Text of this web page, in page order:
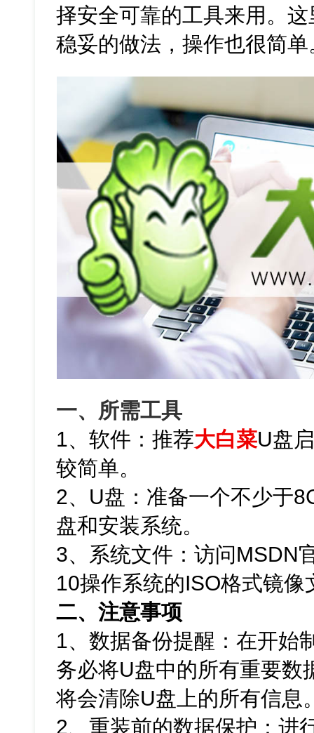
择安全可靠的工具来用。
稳妥的做法，操作也很简单
一、所需工具
1、软件：推荐大白菜U盘
较简单。
2、U盘：准备一个不少于
盘和安装系统。
3、系统文件：访问MSDN
10操作系统的ISO格式镜像
二、注意事项
1、数据备份提醒：在开始
务必将U盘中的所有重要数
将会清除U盘上的所有信息
2、重装前的数据保护：进